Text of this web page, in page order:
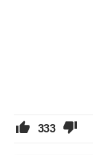
333